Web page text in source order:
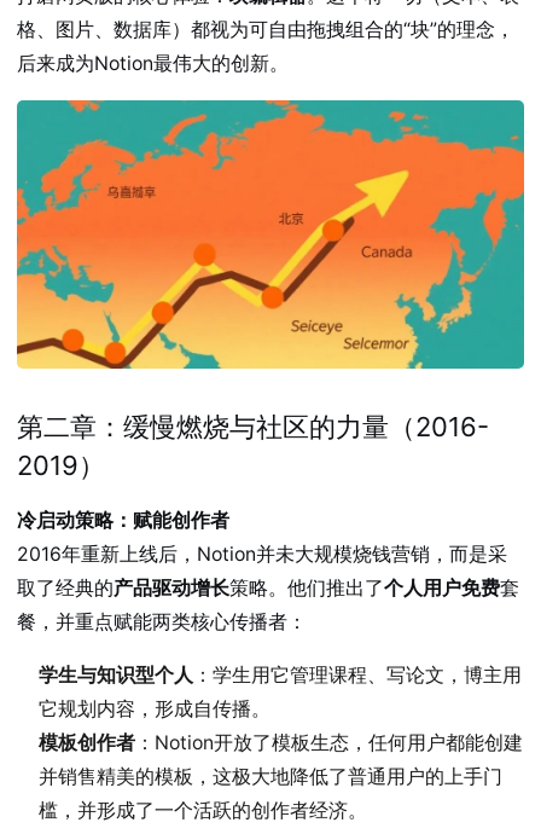
格、图片、数据库）都视为可自由拖拽组合的“块”的理念，
后来成为Notion最伟大的创新。
第二章：缓慢燃烧与社区的力量（2016-
2019）
冷启动策略：赋能创作者
2016年重新上线后，Notion并未大规模烧钱营销，而是采
取了经典的产品驱动增长策略。他们推出了个人用户免费套
餐，并重点赋能两类核心传播者：
学生与知识型个人 ：学生用它管理课程、写论文，博主用
它规划内容，形成自传播。
模板创作者 ：Notion开放了模板生态，任何用户都能创建
并销售精美的模板，这极大地降低了普通用户的上手门
槛，并形成了一个活跃的创作者经济。